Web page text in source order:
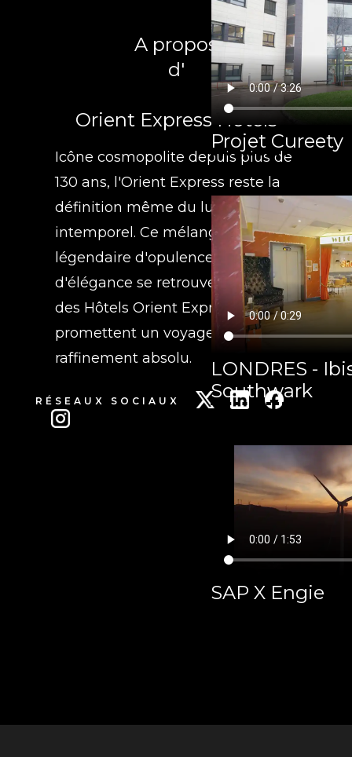
A propos
d'
Orient Express Hôtels
Icône cosmopolite depuis plus de
130 ans, l'Orient Express reste la
définition même du luxe
intemporel. Ce mélange
légendaire d'opulence et
d'élégance se retrouve au cœur
des Hôtels Orient Express qui
promettent un voyage d'un
raffinement absolu.
RÉSEAUX SOCIAUX
Projet Cureety
LONDRES -
Southwark
SAP X Engie